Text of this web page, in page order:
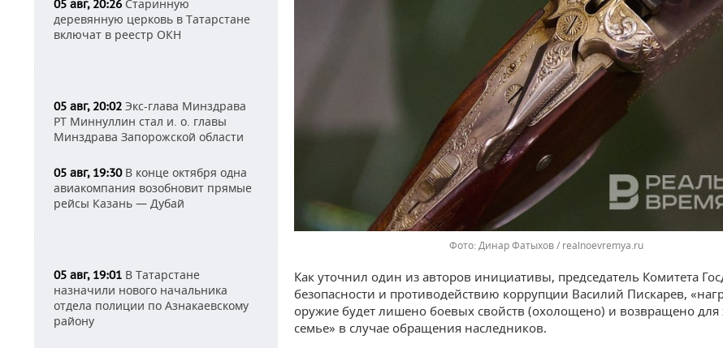
05 авг, 20:26 Старинную
деревянную церковь в Татарстане
включат в реестр ОКН
05 авг, 20:02 Экс-глава Минздрава
РТ Миннуллин стал и. о. главы
Минздрава Запорожской области
05 авг, 19:30В конце октября одна
авиакомпания возобновит прямые
рейсы Казань — Дубай
05 авг, 19:01 В Татарстане
назначили нового начальника
отдела полиции по Азнакаевскому
району
Динар Фатыхов / realnoevremya.ru
Как уточнил один из авторов инициативы, председатель Комитета
безопасности и противодействию коррупции Василий Пискарев,
оружие будет лишено боевых свойств (охолощено) и возвращено для
семье» в случае обращения наследников.